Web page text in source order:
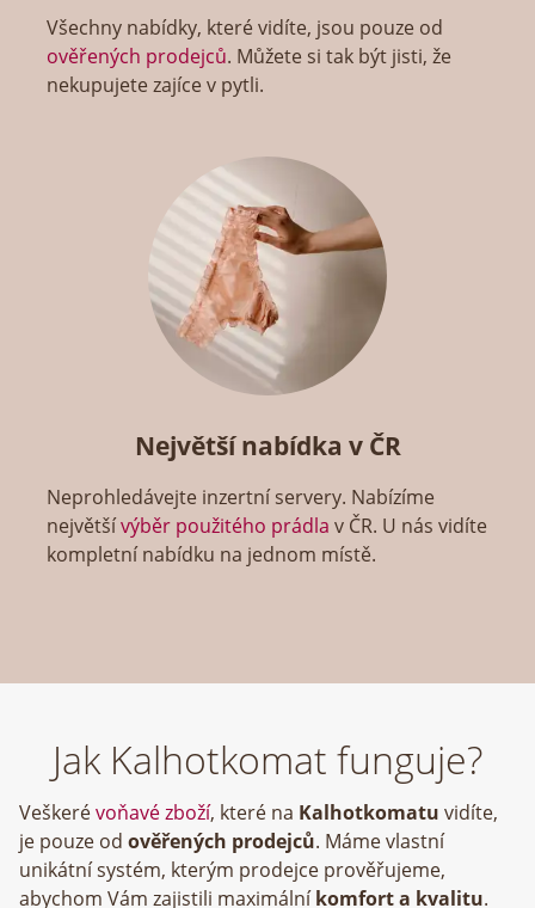
Všechny nabídky, které vidíte, jsou pouze od
ověřených prodejců. Můžete si tak být jisti, že
nekupujete zajíce v pytli.
Největší nabídka v ČR
Neprohledávejte inzertní servery. Nabízíme
největšívýběr použitého prádla v ČR. U nás vidíte
kompletní nabídku na jednom místě.
Jak Kalhotkomat funguje?
Veškerévoňavé zboží, které na Kalhotkomatu vidíte,
je pouze od ověřených prodejců. Máme vlastní
unikátní systém, kterým prodejce prověřujeme,
abychom Vám zajistili maximálníkomfort a kvalitu.